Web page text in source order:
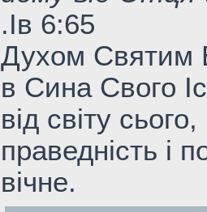
.Ів 6:65
Духом Святим
в Сина Свого
від світу
праведність і
вічне.